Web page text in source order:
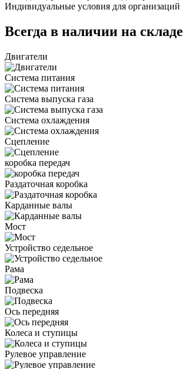
Индивидуальные условия для организаций
Всегда в наличии на складе
Двигатели
Система питания
Система выпуска газа
Система охлаждения
Сцепление
коробка передач
Раздаточная коробка
Карданные валы
Мост
Устройство седельное
Рама
Подвеска
Ось передняя
Колеса и ступицы
Рулевое управление